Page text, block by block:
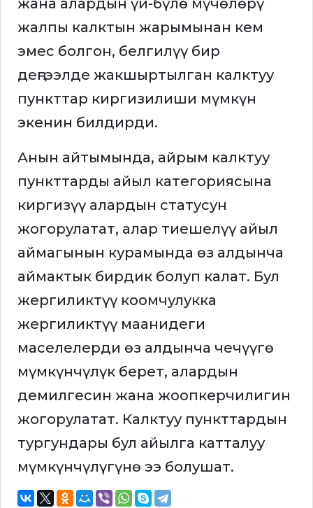
жана алардын үй-бүлө мүчөлөрү
жалпы калктын жарымынан кем
эмес болгон, белгилүү бир
деңгээлде жакшыртылган калктуу
пункттар киргизилиши мүмкүн
экенин билдирди.
Анын айтымында, айрым калктуу
пункттарды айыл категориясына
киргизүү алардын статусун
жогорулатат, алар тиешелүү айыл
аймагынын курамында өз алдынча
аймактык бирдик болуп калат. Бул
жергиликтүү коомчулукка
жергиликтүү маанидеги
маселелерди өз алдынча чечүүгө
мүмкүнчүлүк берет, алардын
демилгесин жана жоопкерчилигин
жогорулатат. Калктуу пункттардын
тургундары бул айылга катталуу
мүмкүнчүлүгүнө ээ болушат.